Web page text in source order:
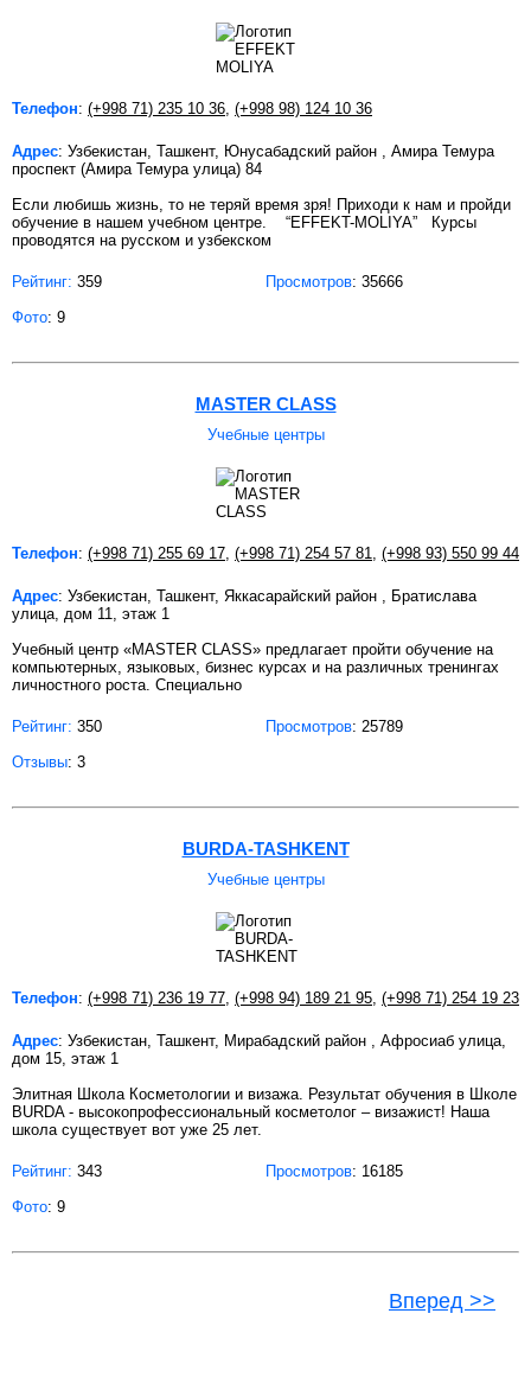
Телефон: (+998 71) 235 10 36 (+998 98) 124 10 36
Адрес: Узбекистан, Ташкент, Юнусабадский район , Амира Темура
проспект (Амира Темура улица) 84
Если любишь жизнь, то не теряй время зря! Приходи к нам и пройди
обучение в нашем учебном центре. “EFFEKT-MOLIYA” Курсы
проводятся на русском и узбекском
Рейтинг: 359 Просмотров: 35666
Фото: 9
MASTER CLASS
Учебные центры
Телефон: (+998 71) 255 69 17 (+998 71) 254 57 81 (+998 93) 550 99 44
Адрес: Узбекистан, Ташкент, Яккасарайский район , Братислава
улица, дом 11, этаж 1
Учебный центр «MASTER CLASS» предлагает пройти обучение на
компьютерных, языковых, бизнес курсах и на различных тренингах
личностного роста. Специально
Рейтинг: 350 Просмотров: 25789
Отзывы: 3
BURDA-TASHKENT
Учебные центры
Телефон: (+998 71) 236 19 77 (+998 94) 189 21 95 (+998 71) 254 19 23
Адрес: Узбекистан, Ташкент, Мирабадский район , Афросиаб улица,
дом 15, этаж 1
Элитная Школа Косметологии и визажа. Результат обучения в Школе
BURDA - высокопрофессиональный косметолог – визажист! Наша
школа существует вот уже 25 лет.
Рейтинг: 343 Просмотров: 16185
Фото: 9
Вперед >>